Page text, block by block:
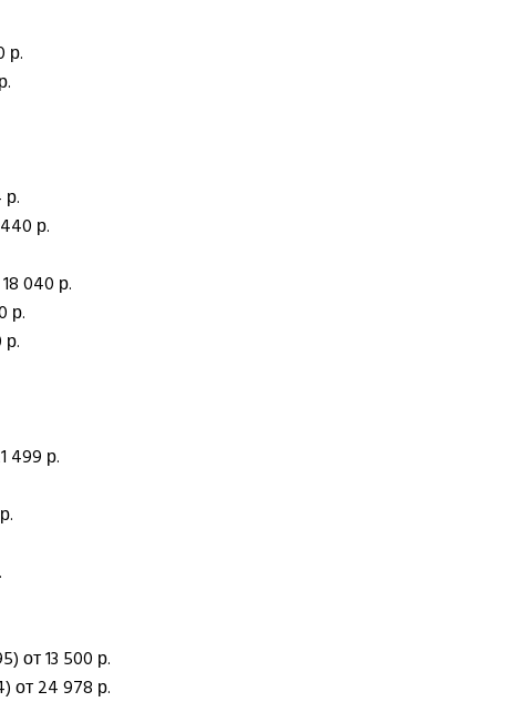
р.
р.
р.
040 р.
р.
499 р.
от 13 500 р.
от 24 978 р.